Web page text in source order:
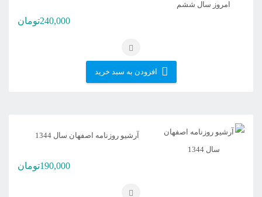
240,000تومان
افزودن به سبد خرید
آرشیو روزنامه اصفهان سال 1344
190,000تومان